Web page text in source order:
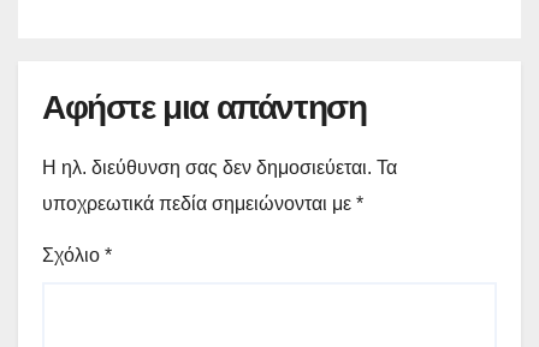
Αφήστε μια απάντηση
Η ηλ. διεύθυνση σας δεν δημοσιεύεται. Τα
υποχρεωτικά πεδία σημειώνονται με *
Σχόλιο *